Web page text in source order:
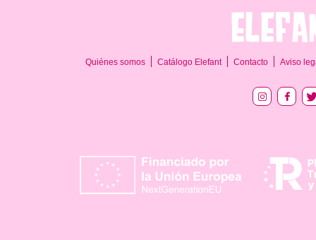
Quiénes somos Catálogo Elefant Contacto Aviso